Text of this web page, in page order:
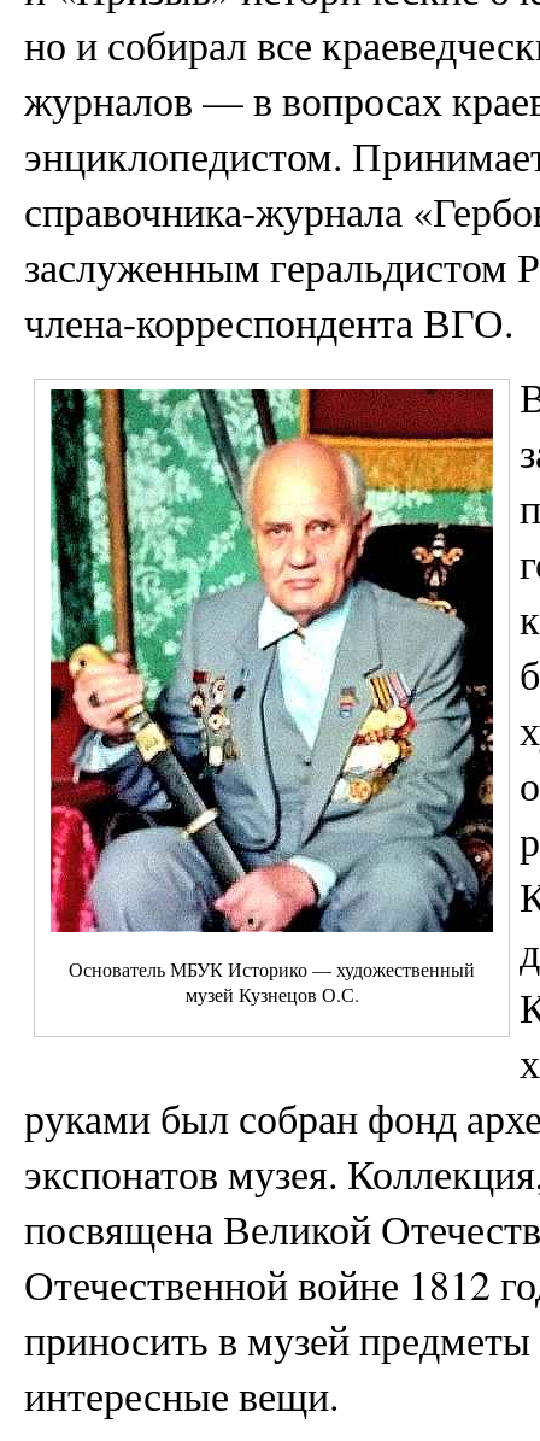
но и собирал все
журналов — в вопросах
энциклопедистом.
справочника-журнала
заслуженным геральдистом
члена-корреспондента ВГО.
Основатель МБУК Историко — художественный
музей Кузнецов О.С.
руками был собран фонд
экспонатов музея.
посвящена Великой
Отечественной войне 1812
приносить в музей
интересные вещи.